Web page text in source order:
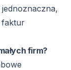
faktur
firm?